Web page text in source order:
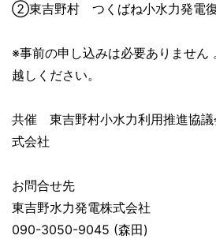
②東吉野村 つくばね小水力発電復
※事前の申し込みは必要ありません
越しください。
共催 東吉野村小水力利用推進協議
式会社
お問合せ先
東吉野水力発電株式会社
090-3050-9045 (森田)